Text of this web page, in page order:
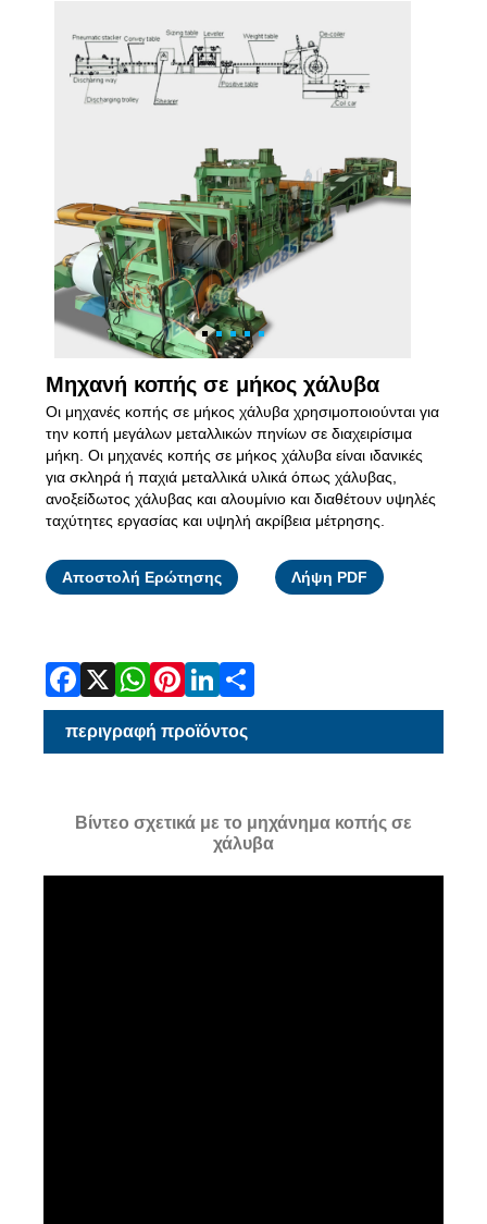
Μηχανή κοπής σε μήκος χάλυβα
Οι μηχανές κοπής σε μήκος χάλυβα χρησιμοποιούνται για
την κοπή μεγάλων μεταλλικών πηνίων σε διαχειρίσιμα
μήκη. Οι μηχανές κοπής σε μήκος χάλυβα είναι ιδανικές
για σκληρά ή παχιά μεταλλικά υλικά όπως χάλυβας,
ανοξείδωτος χάλυβας και αλουμίνιο και διαθέτουν υψηλές
ταχύτητες εργασίας και υψηλή ακρίβεια μέτρησης.
Αποστολή Ερώτησης Λήψη PDF
περιγραφή προϊόντος
Βίντεο σχετικά με το μηχάνημα κοπής σε
χάλυβα